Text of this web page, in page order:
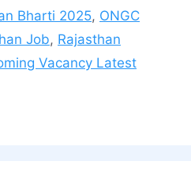
Bharti 2025, ONGC
Job, Rajasthan
Vacancy Latest